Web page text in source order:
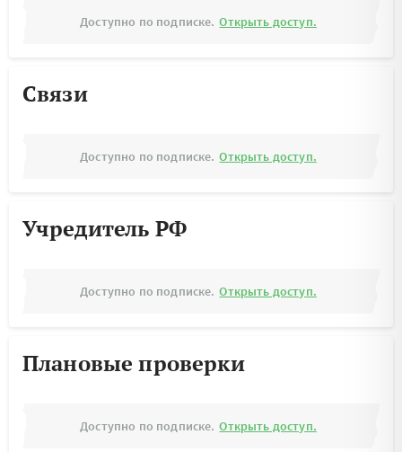
Доступно по подписке. Открыть доступ.
Связи
Доступно по подписке. Открыть доступ.
Учредитель РФ
Доступно по подписке. Открыть доступ.
Плановые проверки
Доступно по подписке. Открыть доступ.